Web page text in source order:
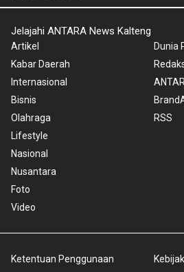
Jelajahi ANTARA News Kalteng
Artikel
Kabar Daerah
Internasional
Bisnis
Olahraga
Lifestyle
Nasional
Nusantara
Foto
Video
Dunia
RSS
Ketentuan Penggunaan